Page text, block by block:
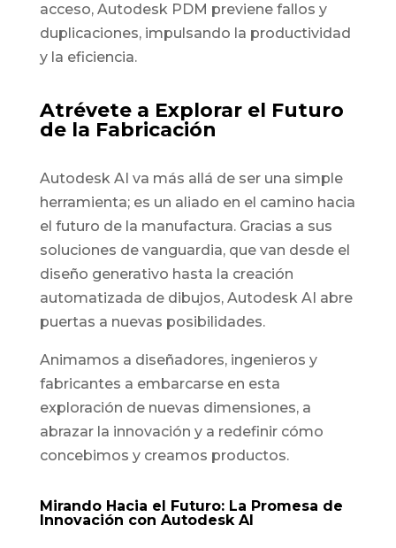
acceso, Autodesk PDM previene fallos y
duplicaciones, impulsando la productividad
y la eficiencia.
Atrévete a Explorar el Futuro
de la Fabricación
Autodesk AI va más allá de ser una simple
herramienta; es un aliado en el camino hacia
el futuro de la manufactura. Gracias a sus
soluciones de vanguardia, que van desde el
diseño generativo hasta la creación
automatizada de dibujos, Autodesk AI abre
puertas a nuevas posibilidades.
Animamos a diseñadores, ingenieros y
fabricantes a embarcarse en esta
exploración de nuevas dimensiones, a
abrazar la innovación y a redefinir cómo
concebimos y creamos productos.
Mirando Hacia el Futuro: La Promesa de
Innovación con Autodesk AI